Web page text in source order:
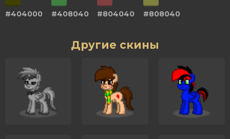
#404000 #408040 #804040 #808040
Другие скины